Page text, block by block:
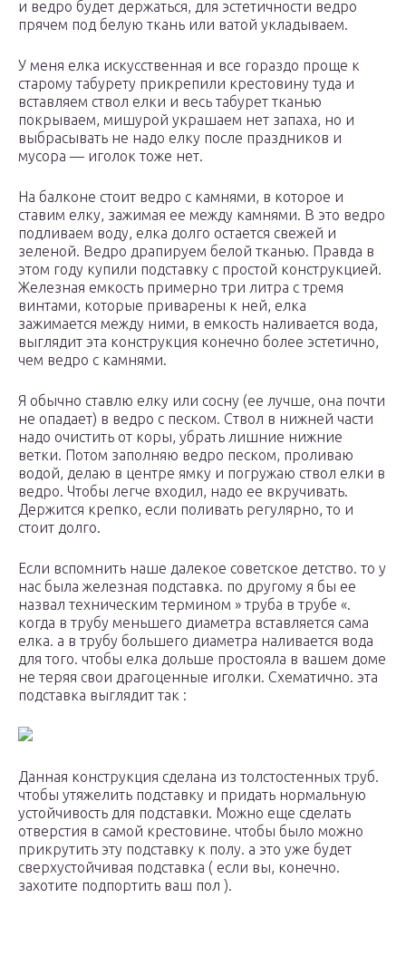
и ведро будет держаться, для эстетичности ведро
прячем под белую ткань или ватой укладываем.
У меня елка искусственная и все гораздо проще к
старому табурету прикрепили крестовину туда и
вставляем ствол елки и весь табурет тканью
покрываем, мишурой украшаем нет запаха, но и
выбрасывать не надо елку после праздников и
мусора — иголок тоже нет.
На балконе стоит ведро с камнями, в которое и
ставим елку, зажимая ее между камнями. В это ведро
подливаем воду, елка долго остается свежей и
зеленой. Ведро драпируем белой тканью. Правда в
этом году купили подставку с простой конструкцией.
Железная емкость примерно три литра с тремя
винтами, которые приварены к ней, елка
зажимается между ними, в емкость наливается вода,
выглядит эта конструкция конечно более эстетично,
чем ведро с камнями.
Я обычно ставлю елку или сосну (ее лучше, она почти
не опадает) в ведро с песком. Ствол в нижней части
надо очистить от коры, убрать лишние нижние
ветки. Потом заполняю ведро песком, проливаю
водой, делаю в центре ямку и погружаю ствол елки в
ведро. Чтобы легче входил, надо ее вкручивать.
Держится крепко, если поливать регулярно, то и
стоит долго.
Если вспомнить наше далекое советское детство. то у
нас была железная подставка. по другому я бы ее
назвал техническим термином » труба в трубе «.
когда в трубу меньшего диаметра вставляется сама
елка. а в трубу большего диаметра наливается вода
для того. чтобы елка дольше простояла в вашем доме
не теряя свои драгоценные иголки. Схематично. эта
подставка выглядит так :
Данная конструкция сделана из толстостенных труб.
чтобы утяжелить подставку и придать нормальную
устойчивость для подставки. Можно еще сделать
отверстия в самой крестовине. чтобы было можно
прикрутить эту подставку к полу. а это уже будет
сверхустойчивая подставка ( если вы, конечно.
захотите подпортить ваш пол ).